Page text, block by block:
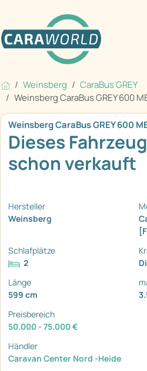
Weinsberg
CaraBus GREY
Weinsberg CaraBus GREY 600
Weinsberg CaraBus GREY 600
Dieses
schon verkauft
Hersteller
Weinsberg
Schlafplätze
2
Länge
599 cm
Preisbereich
50.000 - 75.000 €
Händler
Caravan Center Nord -Heide